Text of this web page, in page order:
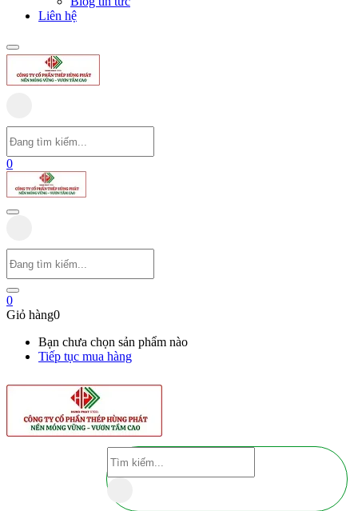
Liên hệ
0
0
Giỏ hàng0
Bạn chưa chọn sản phẩm nào
Tiếp tục mua hàng